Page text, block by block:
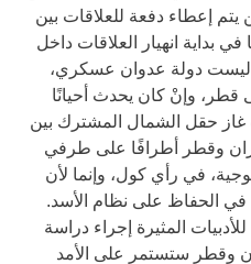
يتم إعطاء دفعة للعلاقات بين
بداية انهيار العلاقات داخل
ليست دولة عدوان عسكري،
قطر، وإنْ كان يحدث أحيانًا
حقل الشمال المشترك بين
وقطر أطرافًا على طرفي
في رأي كول، وإنما لأن
في الحفاظ على نظام الأسد.
المثيرة إجراء دراسة
وقطر ستستمر على الأمد